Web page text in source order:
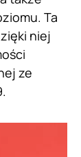
Ta
niej
ze